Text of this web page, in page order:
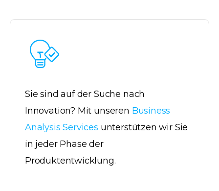
Sie sind auf der Suche nach
Innovation? Mit unseren Business
Analysis Services unterstützen wir Sie
in jeder Phase der
Produktentwicklung.